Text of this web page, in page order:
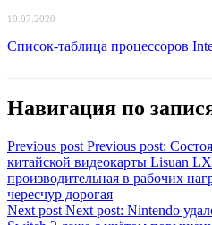
10.07.2020
Список-таблица процессоров
Навигация по
Previous post Previous post:
китайской видеокарты Lisuan
производительная в рабочих
чересчур дорогая
Next post Next post: Nintendo